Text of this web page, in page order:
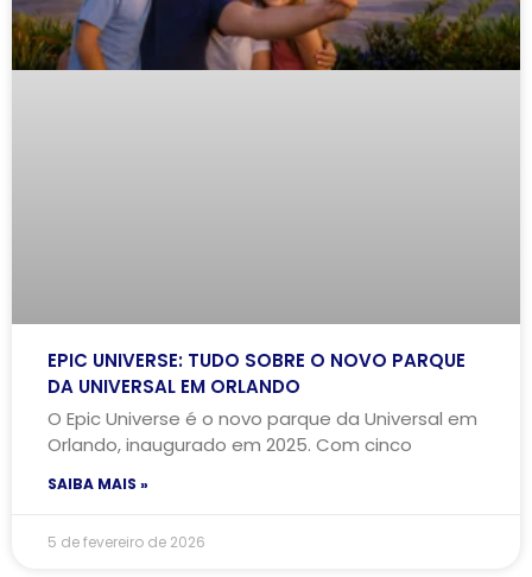
EPIC UNIVERSE: TUDO SOBRE O NOVO PARQUE
DA UNIVERSAL EM ORLANDO
O Epic Universe é o novo parque da Universal em
Orlando, inaugurado em 2025. Com cinco
SAIBA MAIS »
5 de fevereiro de 2026